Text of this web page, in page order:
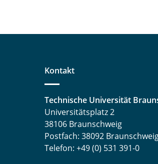
Kontakt
Technische Universität
Universitätsplatz 2
38106 Braunschweig
Postfach: 38092
Telefon: +49 (0) 531 391-0